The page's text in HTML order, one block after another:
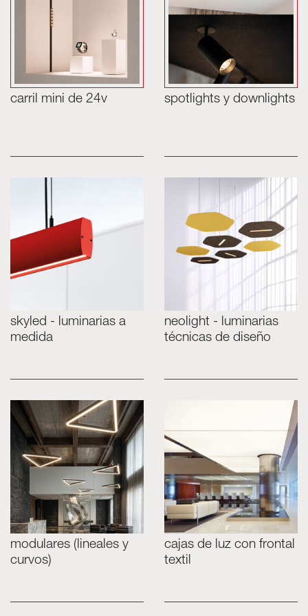
carril mini de 24v spotlights y downlights
skyled - luminarias a
medida
neolight - luminarias
técnicas de diseño
modulares (lineales y
curvos)
cajas de luz con frontal
textil